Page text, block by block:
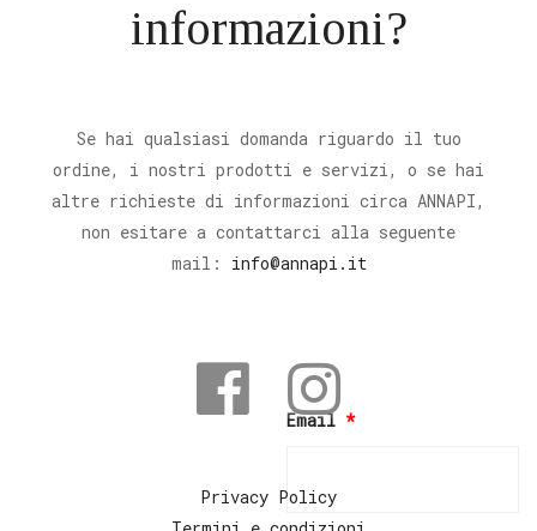
Email *
informazioni?
Se hai qualsiasi domanda riguardo il tuo
ordine, i nostri prodotti e servizi, o se hai
altre richieste di informazioni circa ANNAPI,
non esitare a contattarci alla seguente
mail: info@annapi.it
Privacy Policy